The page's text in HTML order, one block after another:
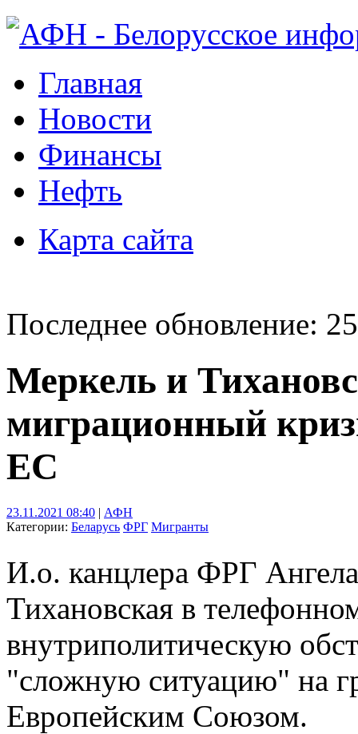
Главная
Новости
Финансы
Нефть
Карта сайта
Последнее обновление:
Меркель и
миграционный
ЕС
23.11.2021 08:40 | АФН
Категории: Беларусь ФРГ Мигранты
И.о. канцлера ФРГ
Тихановская в
внутриполитическую
"сложную ситуацию" на
Европейским Союзом.